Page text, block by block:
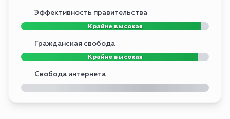
Эффективность правительства
Крайне высокая
Гражданская свобода
Крайне высокая
Свобода интернета